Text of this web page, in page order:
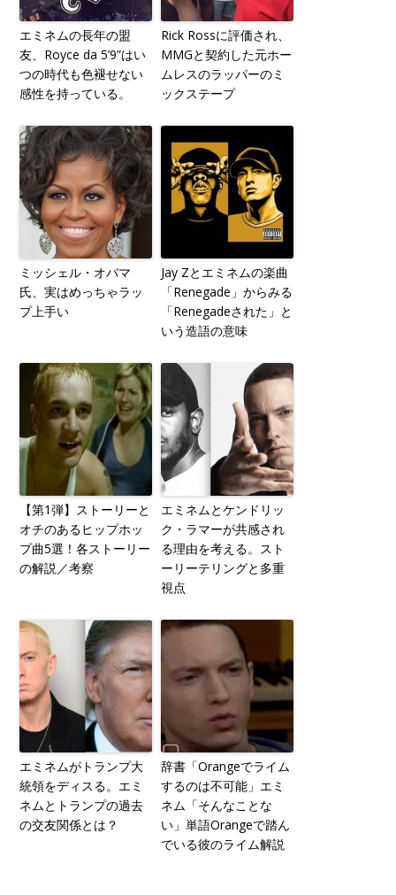
エミネムの長年の盟
友、Royce da 5’9”はい
つの時代も色褪せない
感性を持っている。
Rick Rossに評価され、
MMGと契約した元ホー
ムレスのラッパーのミ
ックステープ
ミッシェル・オバマ
氏、実はめっちゃラッ
プ上手い
Jay Zとエミネムの楽曲
「Renegade」からみる
「Renegadeされた」と
いう造語の意味
【第1弾】ストーリーと
オチのあるヒップホッ
プ曲5選！各ストーリー
の解説／考察
エミネムとケンドリッ
ク・ラマーが共感され
る理由を考える。スト
ーリーテリングと多重
視点
エミネムがトランプ大
統領をディスる。エミ
ネムとトランプの過去
の交友関係とは？
辞書「Orangeでライム
するのは不可能」エミ
ネム「そんなことな
い」単語Orangeで踏ん
でいる彼のライム解説